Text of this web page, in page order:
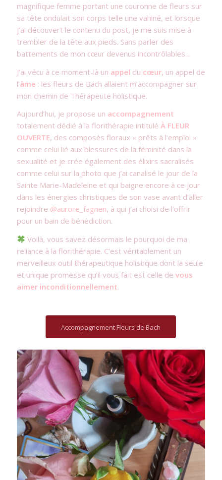
magnifique femme portant une couronne de fleurs sur
sa tête ondulait son corps telle une vahiné, et lorsque
j’ai découvert le contenu du post, je me suis mise à
trembler de la tête aux pieds. Sans parler des
battements de mon cœur devenus incontrôlables…
J’ai vécu à ce moment-là un appel du cœur, un appel de
l’âme : les fleurs de Bach allaient m’accompagner sur
mon chemin de Thérapeute holistique.
Aujourd’hui, je propose un accompagnement
totalement dédié à la florithérapie intitulé À FLEUR
OUVERTE, des composés floraux « prêts à l’emploi »
comme celui lié aux blessures de la féminité dans la
sexualité et je crée également des élixirs sacralisés
comme celui sur la photo que j’ai canalisé le jour de la
Sainte Marie-Madeleine et qui baigne encore à ce jour
dans les énergies christiques de son vase avant d’aller
rejoindre @aurore_fagnen, à qui j’ai choisi de l’offrir
pour un bain de bénédiction.
Voilà, vous savez désormais le pourquoi de ma
reliance à la florithérapie. C’est véritablement un
merveilleux outil thérapeutique holistique dont la seule
et unique promesse qu’il vous fait est celle de vous
aimer inconditionnellement.
Accompagnement Fleurs de Bach